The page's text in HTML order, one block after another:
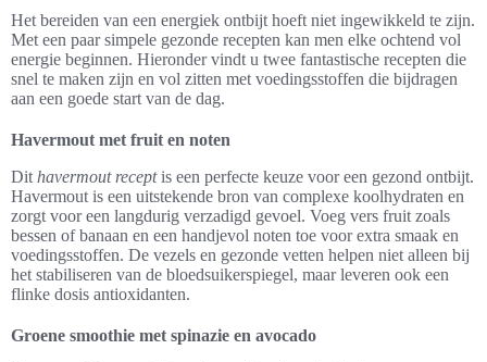
Het bereiden van een energiek ontbijt hoeft niet ingewikkeld te zijn.
Met een paar simpele gezonde recepten kan men elke ochtend vol
energie beginnen. Hieronder vindt u twee fantastische recepten die
snel te maken zijn en vol zitten met voedingsstoffen die bijdragen
aan een goede start van de dag.
Havermout met fruit en noten
Dit havermout receptis een perfecte keuze voor een gezond ontbijt.
Havermout is een uitstekende bron van complexe koolhydraten en
zorgt voor een langdurig verzadigd gevoel. Voeg vers fruit zoals
bessen of banaan en een handjevol noten toe voor extra smaak en
voedingsstoffen. De vezels en gezonde vetten helpen niet alleen bij
het stabiliseren van de bloedsuikerspiegel, maar leveren ook een
flinke dosis antioxidanten.
Groene smoothie met spinazie en avocado